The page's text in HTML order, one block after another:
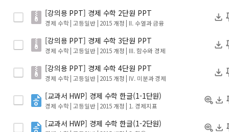
[강의용 PPT] 경제 수학 2단원 PPT
경제 수학 | 고등일반 | 2015 개정 | II. 수열과 금융
[강의용 PPT] 경제 수학 3단원 PPT
경제 수학 | 고등일반 | 2015 개정 | III. 함수와 경제
[강의용 PPT] 경제 수학 4단원 PPT
경제 수학 | 고등일반 | 2015 개정 | IV. 미분과 경제
[교과서 HWP] 경제 수학 한글(1-1단원)
경제 수학 | 고등일반 | 2015 개정 | 1. 경제지표
[교과서 HWP] 경제 수학 한글(1-2단원)